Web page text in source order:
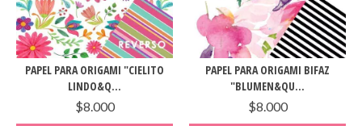
PAPEL PARA ORIGAMI "CIELITO
LINDO&Q...
$8.000
PAPEL PARA ORIGAMI BIFAZ
"BLUMEN&QU...
$8.000